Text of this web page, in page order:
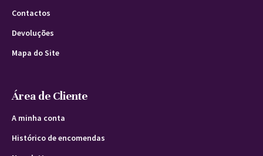
Contactos
Devoluções
Mapa do Site
Área de Cliente
A minha conta
Histórico de encomendas